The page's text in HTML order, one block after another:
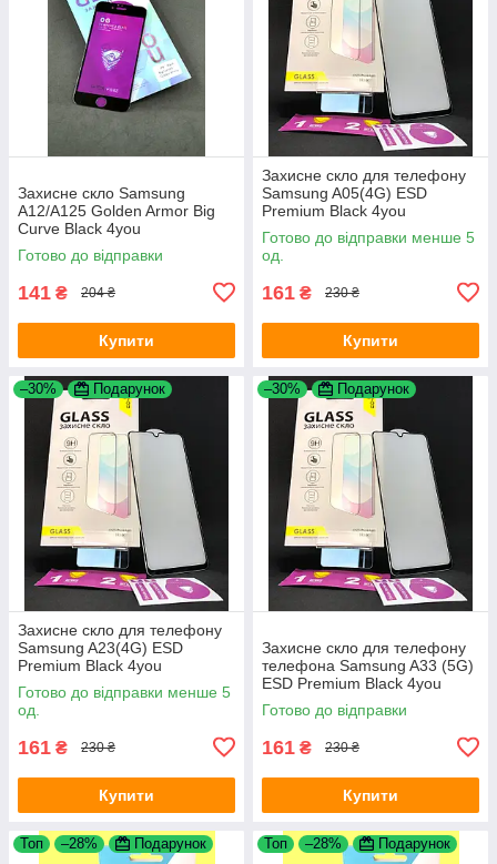
Захисне скло Samsung
A12/A125 Golden Armor Big
Curve Black 4you
Готово до відправки
141 ₴ 204 ₴
Купити
Захисне скло для телефону
Samsung A05(4G) ESD
Premium Black 4you
Готово до відправки менше 5
од.
161 ₴ 230 ₴
Купити
–30% Подарунок
Захисне скло для телефону
Samsung A23(4G) ESD
Premium Black 4you
Готово до відправки менше 5
од.
161 ₴ 230 ₴
Купити
–30% Подарунок
Захисне скло для телефону
телефона Samsung A33 (5G)
ESD Premium Black 4you
Готово до відправки
161 ₴ 230 ₴
Купити
Топ –28% Подарунок Топ –28% Подарунок